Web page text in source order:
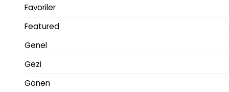
Favoriler
Featured
Genel
Gezi
Gönen